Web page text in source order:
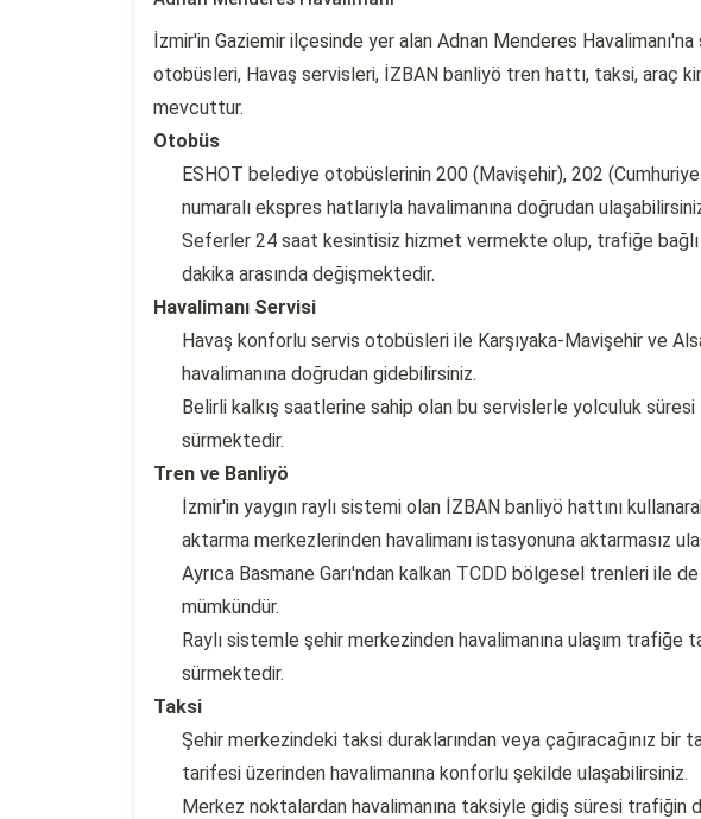
İzmir'in Gaziemir ilçesinde yer alan Adnan Menderes
otobüsleri, Havaş servisleri, İZBAN banliyö tren hattı, taksi, araç
mevcuttur.
Otobüs
ESHOT belediye otobüslerinin 200 (Mavişehir), 202
numaralı ekspres hatlarıyla havalimanına doğrudan
Seferler 24 saat kesintisiz hizmet vermekte olup, trafiğe
dakika arasında değişmektedir.
Havalimanı Servisi
Havaş konforlu servis otobüsleri ile Karşıyaka-Mavişehir ve
havalimanına doğrudan gidebilirsiniz.
Belirli kalkış saatlerine sahip olan bu servislerle yolculuk
sürmektedir.
Tren ve Banliyö
İzmir'in yaygın raylı sistemi olan İZBAN banliyö hattını
aktarma merkezlerinden havalimanı istasyonuna aktarmasız
Ayrıca Basmane Garı'ndan kalkan TCDD bölgesel trenleri ile
mümkündür.
Raylı sistemle şehir merkezinden havalimanına ulaşım trafiğe
sürmektedir.
Taksi
Şehir merkezindeki taksi duraklarından veya çağıracağınız
tarifesi üzerinden havalimanına konforlu şekilde ulaşabilirsiniz.
Merkez noktalardan havalimanına taksiyle gidiş süresi trafiğin